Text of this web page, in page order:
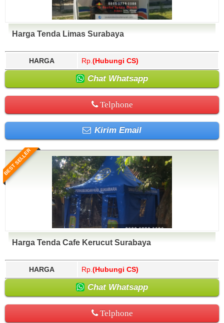
Harga Tenda Limas Surabaya
HARGA Rp. (Hubungi CS)
Chat Whatsapp
Telphone
Kirim Email
BEST SELLER
Harga Tenda Cafe Kerucut Surabaya
HARGA Rp. (Hubungi CS)
Chat Whatsapp
Telphone